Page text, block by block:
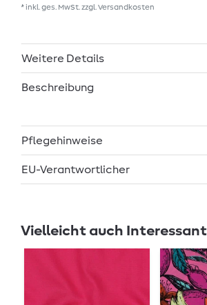
* inkl. ges. MwSt. zzgl.Versandkosten
Weitere Details
Beschreibung
Pflegehinweise
EU-Verantwortlicher
Vielleicht auch Interessant